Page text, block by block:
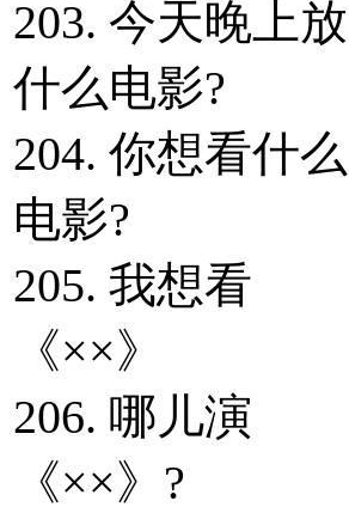
203. 今天晚上放
什么电影?
204. 你想看什么
电影?
205. 我想看
《××》
206. 哪儿演
《××》?